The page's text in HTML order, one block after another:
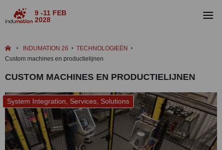
9 -11 FEB
2028
INDUMATION 26
TECHNOLOGIEËN
Custom machines en productielijnen
CUSTOM MACHINES EN PRODUCTIELIJNEN
System Integration, Services, Solutions